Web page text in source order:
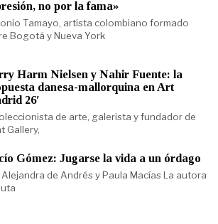
no por la fama»
Tamayo, artista colombiano formado
Bogotá y Nueva York
Harm Nielsen y Nahir Fuente: la
danesa-mallorquina en Art
26′
de arte, galerista y fundador de
Gallery,
Gómez: Jugarse la vida a un órdago
Alejandra de Andrés y Paula Macías La autora